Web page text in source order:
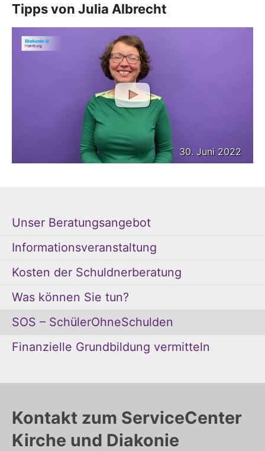
Tipps von Julia Albrecht
30. Juni 2022
Unser Beratungsangebot
Informationsveranstaltung
Kosten der Schuldnerberatung
Was können Sie tun?
SOS – SchülerOhneSchulden
Finanzielle Grundbildung vermitteln
Kontakt zum ServiceCenter
Kirche und Diakonie